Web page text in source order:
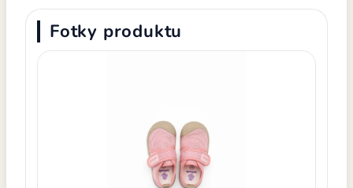
Fotky produktu